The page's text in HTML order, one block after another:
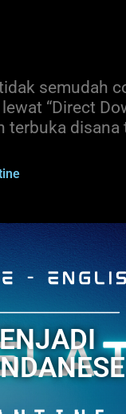
semudah
“Direct
terbuka disana